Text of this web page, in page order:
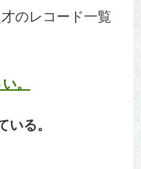
のレコード一覧
。
る。